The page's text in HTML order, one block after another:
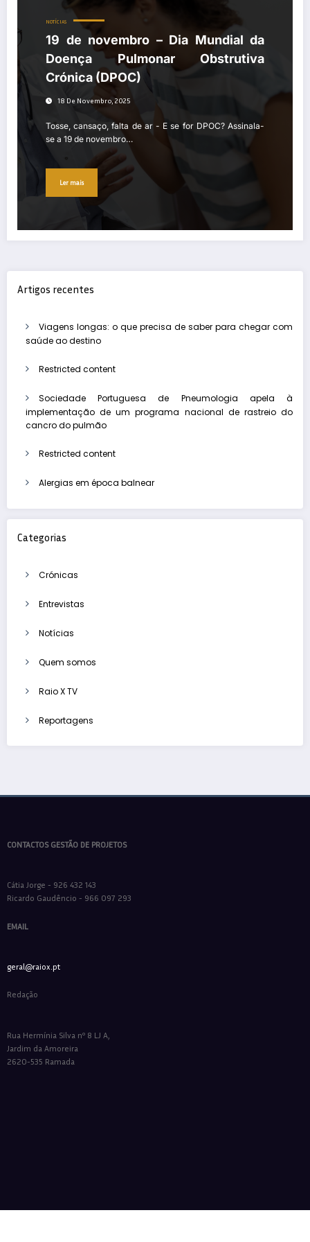
NOTÍCIAS
19 de novembro – Dia Mundial da
Doença Pulmonar Obstrutiva
Crónica (DPOC)
18 De Novembro, 2025
Tosse, cansaço, falta de ar - E se for DPOC? Assinala-
se a 19 de novembro…
Ler mais
Artigos recentes
Viagens longas: o que precisa de saber para chegar com
saúde ao destino
Restricted content
Sociedade Portuguesa de Pneumologia apela à
implementação de um programa nacional de rastreio do
cancro do pulmão
Restricted content
Alergias em época balnear
Categorias
Crónicas
Entrevistas
Notícias
Quem somos
Raio X TV
Reportagens
CONTACTOS GESTÃO DE PROJETOS
Cátia Jorge - 926 432 143
Ricardo Gaudêncio - 966 097 293
EMAIL
geral@raiox.pt
Redação
Rua Hermínia Silva nº 8 LJ A,
Jardim da Amoreira
2620-535 Ramada